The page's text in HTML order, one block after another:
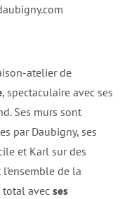
atelier de
, spectaculaire avec ses
Ses murs sont
par Daubigny, ses
et Karl sur des
de la
total avec ses